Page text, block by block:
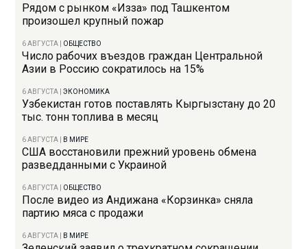
Рядом с рынком «Изза» под Ташкентом
произошел крупный пожар
6 АВГУСТА ОБЩЕСТВО
Число рабочих въездов граждан Центральной
Азии в Россию сократилось на 15%
6 АВГУСТА |ЭКОНОМИКА
Узбекистан готов поставлять Кыргызстану до 20
тыс. тонн топлива в месяц
6 АВГУСТА В МИРЕ
США восстановили прежний уровень обмена
разведданными с Украиной
6 АВГУСТА ОБЩЕСТВО
После видео из Андижана «Корзинка» сняла
партию мяса с продажи
6 АВГУСТА В МИРЕ